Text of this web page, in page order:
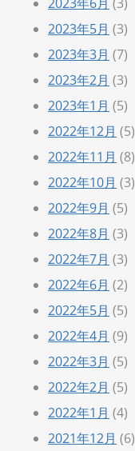
2023年5月 (3)
2023年3月 (7)
2023年2月 (3)
2023年1月 (5)
2022年12月 (5)
2022年11月 (8)
2022年10月 (3)
2022年9月 (5)
2022年8月 (3)
2022年7月 (3)
2022年6月 (2)
2022年5月 (5)
2022年4月 (9)
2022年3月 (5)
2022年2月 (5)
2022年1月 (4)
2021年12月 (6)